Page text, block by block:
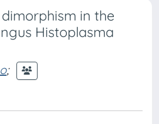
in the
Histoplasma
;